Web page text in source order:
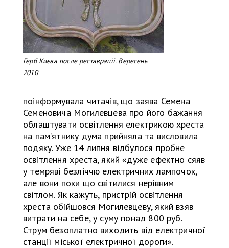
Герб Києва после реставрації. Вересень
2010
поінформувала читачів, що заява Семена
Семеновича Могилевцева про його бажання
облаштувати освітлення електрикою хреста
на памʼятнику дума прийняла та висловила
подяку. Уже 14 липня відбулося пробне
освітлення хреста, який «дуже ефектно сяяв
у темряві безліччю електричних лампочок,
але вони поки що світилися нерівним
світлом. Як кажуть, пристрій освітлення
хреста обійшовся Могилевцеву, який взяв
витрати на себе, у суму понад 800 руб.
Струм безоплатно виходить від електричної
станції міської електричної дороги».